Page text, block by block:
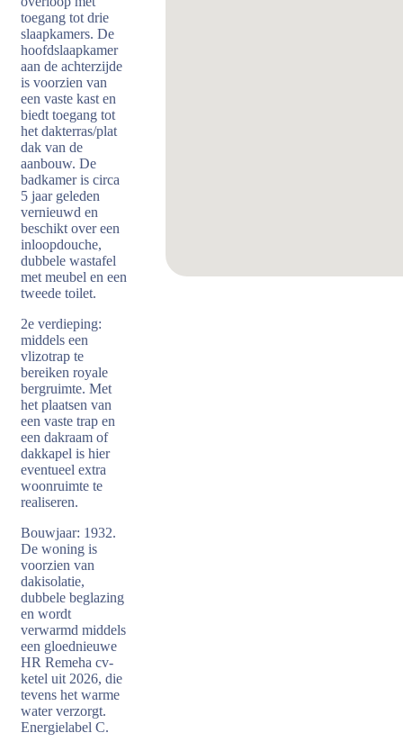
toegang tot drie
slaapkamers. De
hoofdslaapkamer
aan de achterzijde
is voorzien van
een vaste kast en
biedt toegang tot
het dakterras/plat
dak van de
aanbouw. De
badkamer is circa
5 jaar geleden
vernieuwd en
beschikt over een
inloopdouche,
dubbele wastafel
met meubel en een
tweede toilet.
2e verdieping:
middels een
vlizotrap te
bereiken royale
bergruimte. Met
het plaatsen van
een vaste trap en
een dakraam of
dakkapel is hier
eventueel extra
woonruimte te
realiseren.
Bouwjaar: 1932.
De woning is
voorzien van
dakisolatie,
dubbele beglazing
en wordt
verwarmd middels
een gloednieuwe
HR Remeha cv-
ketel uit 2026, die
tevens het warme
water verzorgt.
Energielabel C.